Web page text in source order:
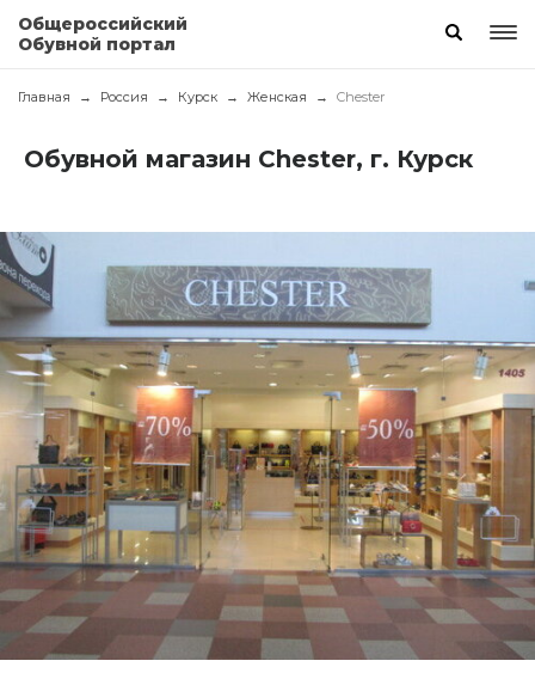
Общероссийский
Обувной портал
Главная Россия Курск Женская Chester
Обувной магазин Chester, г. Курск